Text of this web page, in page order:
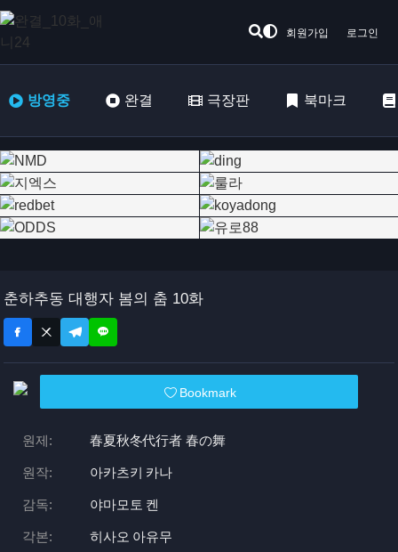
회원가입 로그인
방영중 완결 극장판 북마크
춘하추동 대행자 봄의 춤 10화
Bookmark
원제: 春夏秋冬代行者 春の舞
원작: 아카츠키 카나
감독: 야마모토 켄
각본: 히사오 아유무